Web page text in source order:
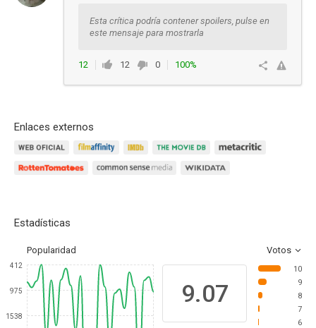
Esta crítica podría contener spoilers, pulse en
este mensaje para mostrarla
12 12 0
100%
Enlaces externos
Estadísticas
Popularidad Votos
412
975
1538
9.07
10
9
8
7
6